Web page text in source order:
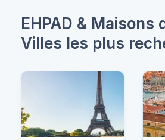
EHPAD & Maisons
Villes les plus